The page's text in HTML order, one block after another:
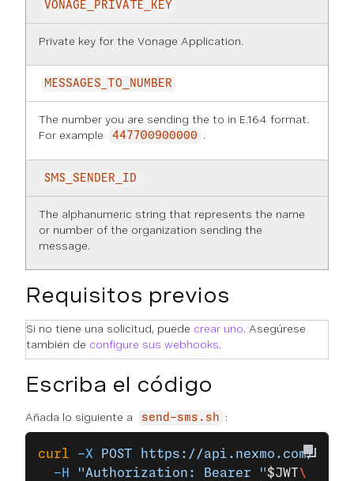
VONAGE_PRIVATE_KEY
Private key for the Vonage Application.
MESSAGES_TO_NUMBER
The number you are sending the to in E.164 format.
For example
447700900000 .
SMS_SENDER_ID
The alphanumeric string that represents the name
or number of the organization sending the
message.
Requisitos previos
Si no tiene una solicitud, puede crear uno. Asegúrese
también de configure sus webhooks.
Escriba el código
Añada lo siguiente a send-sms.sh :
curl -X POST https://api.nexmo.com/v1/
  -H
"Authorization: Bearer "$JWT\